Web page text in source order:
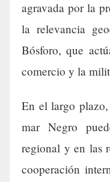
agravada por la
la relevancia
Bósforo, que
comercio y la
En el largo
mar Negro
regional y en las
cooperación